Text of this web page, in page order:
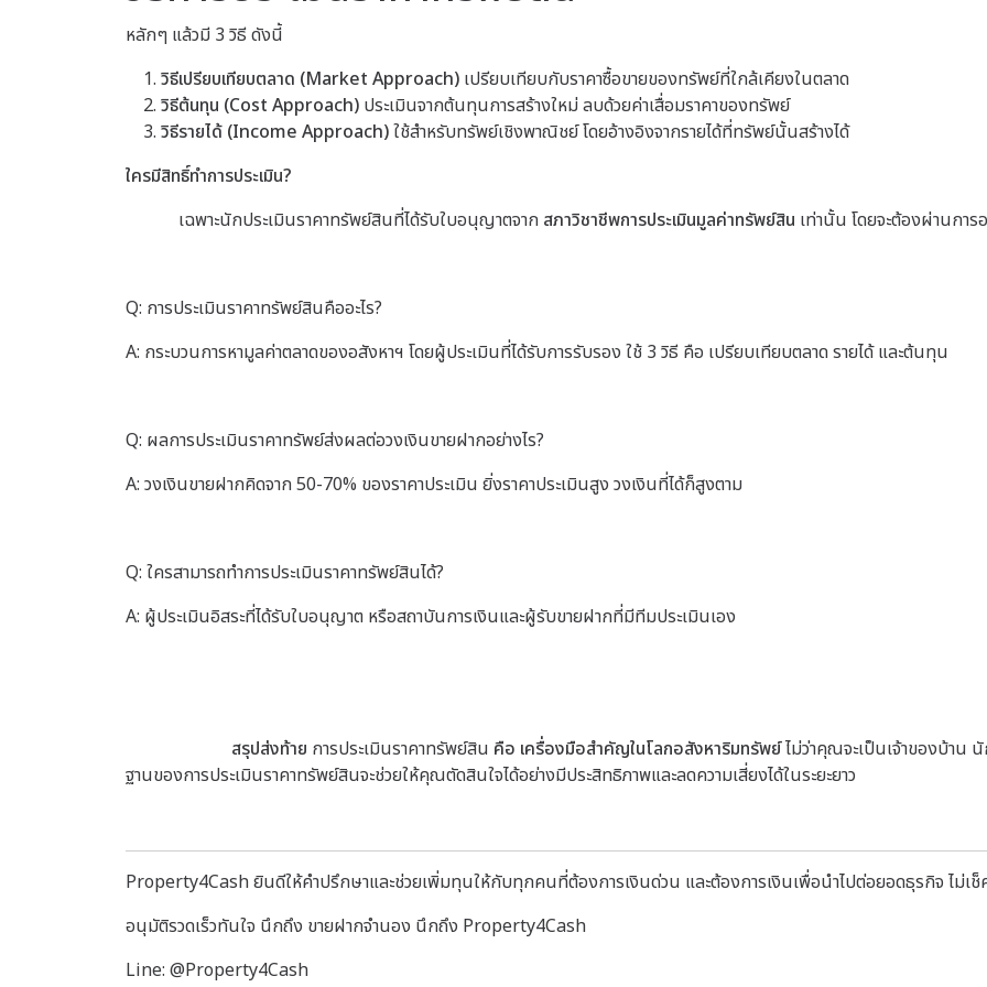
หลักๆ แล้วมี 3 วิธี ดังนี้
วิธีเปรียบเทียบตลาด (Market Approach) เปรียบเทียบกับราคาซื้อขายของทรัพย์ที่ใกล้เคียงในตลาด
วิธีต้นทุน (Cost Approach) ประเมินจากต้นทุนการสร้างใหม่ ลบด้วยค่าเสื่อมราคาของทรัพย์
วิธีรายได้ (Income Approach)ใช้สำหรับทรัพย์เชิงพาณิชย์ โดยอ้างอิงจากรายได้ที่ทรัพย์นั้นสร้างได้
ใครมีสิทธิ์ทำการประเมิน?
เฉพาะนักประเมินราคาทรัพย์สินที่ได้รับใบอนุญาตจาก สภาวิชาชีพการประเมินมูลค่าทรัพย์สิน เท่านั้น โดยจะต้องผ่านกา
Q: การประเมินราคาทรัพย์สินคืออะไร?
A: กระบวนการหามูลค่าตลาดของอสังหาฯ โดยผู้ประเมินที่ได้รับการรับรอง ใช้ 3 วิธี คือ เปรียบเทียบตลาด รายได้ และต้นทุน
Q: ผลการประเมินราคาทรัพย์ส่งผลต่อวงเงินขายฝากอย่างไร?
A: วงเงินขายฝากคิดจาก 50-70% ของราคาประเมิน ยิ่งราคาประเมินสูง วงเงินที่ได้ก็สูงตาม
Q: ใครสามารถทำการประเมินราคาทรัพย์สินได้?
A: ผู้ประเมินอิสระที่ได้รับใบอนุญาต หรือสถาบันการเงินและผู้รับขายฝากที่มีทีมประเมินเอง
สรุปส่งท้าย การประเมินราคาทรัพย์สิน คือ เครื่องมือสำคัญในโลกอสังหาริมทรัพย์ไม่ว่าคุณจะเป็นเจ้าของบ้าน
ฐานของการประเมินราคาทรัพย์สินจะช่วยให้คุณตัดสินใจได้อย่างมีประสิทธิภาพและลดความเสี่ยงได้ในระยะยาว
Property4Cash ยินดีให้คำปรึกษาและช่วยเพิ่มทุนให้กับทุกคนที่ต้องการเงินด่วน และต้องการเงินเพื่อนำไปต่อยอดธุรกิจ ไม่เช็
อนุมัติรวดเร็วทันใจ นึกถึง ขายฝากจำนอง นึกถึง Property4Cash
Line: @Property4Cash